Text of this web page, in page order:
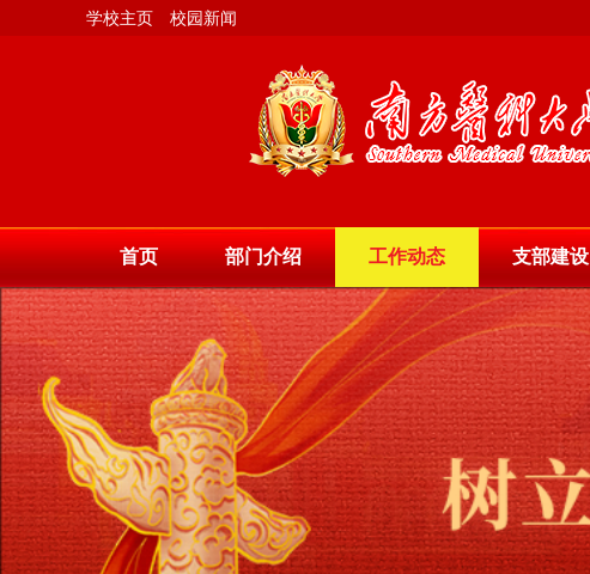
学校主页 校园新闻
首页 部门介绍 工作动态 支部建设